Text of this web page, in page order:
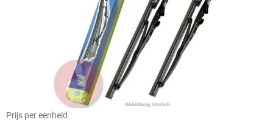
Prijs per eenheid